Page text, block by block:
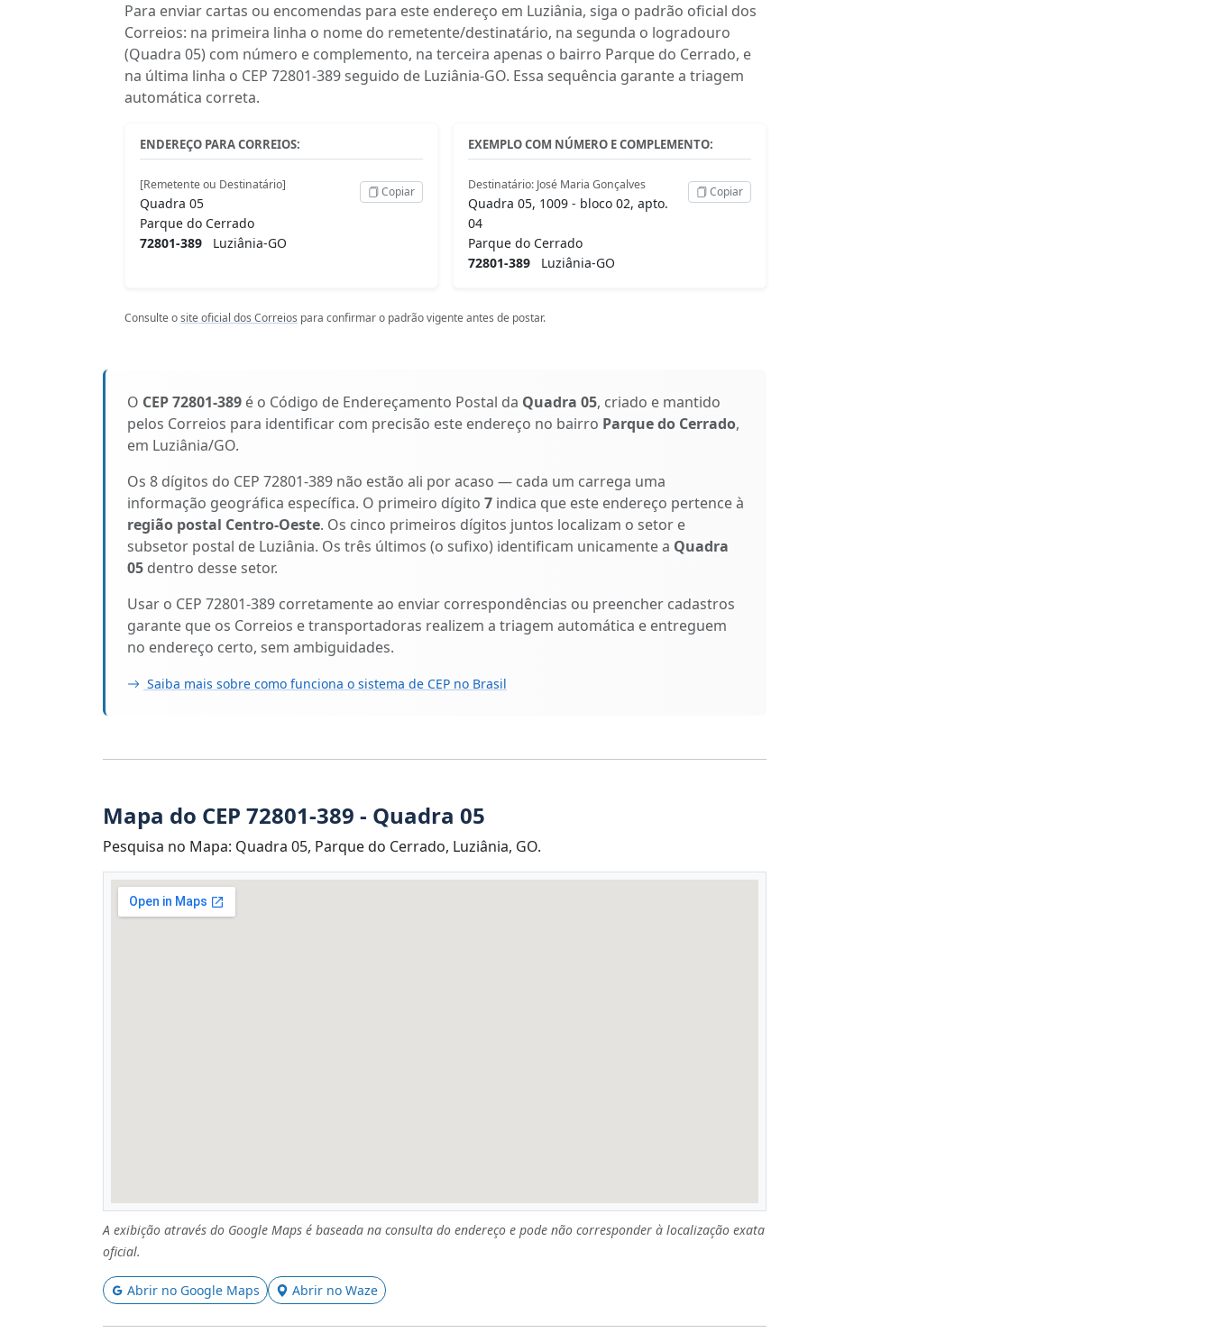
Para enviar cartas ou encomendas para este endereço em Luziânia, siga o padrão oficial dos
Correios: na primeira linha o nome do remetente/destinatário, na segunda o logradouro
(Quadra 05) com número e complemento, na terceira apenas o bairro Parque do Cerrado, e
na última linha o CEP 72801-389 seguido de Luziânia-GO. Essa sequência garante a triagem
automática correta.
ENDEREÇO PARA CORREIOS:
[Remetente ou Destinatário]
Quadra 05
Parque do Cerrado
72801-389 Luziânia-GO
Copiar
EXEMPLO COM NÚMERO E COMPLEMENTO:
Destinatário: José Maria Gonçalves
Quadra 05, 1009 - bloco 02, apto.
04
Parque do Cerrado
72801-389 Luziânia-GO
Copiar
Consulte osite oficial dos Correios para confirmar o padrão vigente antes de postar.
O CEP 72801-389 é o Código de Endereçamento Postal da Quadra 05, criado e mantido
pelos Correios para identificar com precisão este endereço no bairro Parque do Cerrado,
em Luziânia/GO.
Os 8 dígitos do CEP 72801-389 não estão ali por acaso — cada um carrega uma
informação geográfica específica. O primeiro dígito 7 indica que este endereço pertence à
região postal Centro-Oeste. Os cinco primeiros dígitos juntos localizam o setor e
subsetor postal de Luziânia. Os três últimos (o sufixo) identificam unicamente a Quadra
05 dentro desse setor.
Usar o CEP 72801-389 corretamente ao enviar correspondências ou preencher cadastros
garante que os Correios e transportadoras realizem a triagem automática e entreguem
no endereço certo, sem ambiguidades.
Saiba mais sobre como funciona o sistema de CEP no Brasil
Mapa do CEP 72801-389 - Quadra 05
Pesquisa no Mapa: Quadra 05, Parque do Cerrado, Luziânia, GO.
A exibição através do Google Maps é baseada na consulta do endereço e pode não corresponder à localização exata
oficial.
Abrir no Google Maps Abrir no Waze